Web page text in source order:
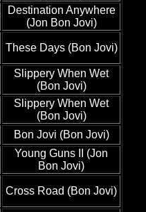
Destination Anywhere
(Jon Bon Jovi)
These Days (Bon Jovi)
Slippery When Wet
(Bon Jovi)
Slippery When Wet
(Bon Jovi)
Bon Jovi (Bon Jovi)
Young Guns II (Jon
Bon Jovi)
Cross Road (Bon Jovi)